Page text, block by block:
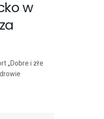
w
„Dobre i złe